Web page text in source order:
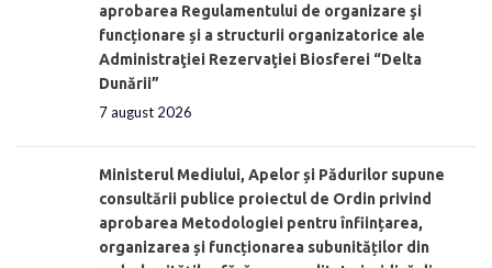
aprobarea Regulamentului de organizare şi
funcționare și a structurii organizatorice ale
Administraţiei Rezervaţiei Biosferei “Delta
Dunării”
7 august 2026
Ministerul Mediului, Apelor și Pădurilor supune
consultării publice proiectul de Ordin privind
aprobarea Metodologiei pentru înființarea,
organizarea și funcționarea subunităților din